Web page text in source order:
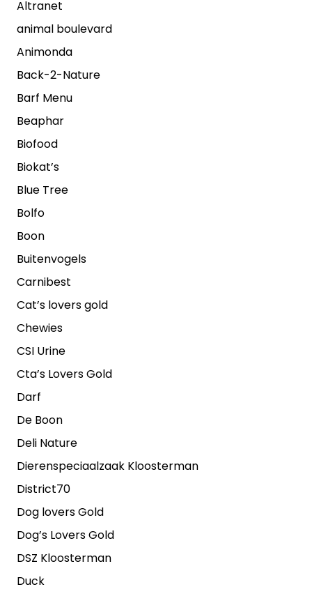
Altranet
animal boulevard
Animonda
Back-2-Nature
Barf Menu
Beaphar
Biofood
Biokat’s
Blue Tree
Bolfo
Boon
Buitenvogels
Carnibest
Cat’s lovers gold
Chewies
CSI Urine
Cta’s Lovers Gold
Darf
De Boon
Deli Nature
Dierenspeciaalzaak Kloosterman
District70
Dog lovers Gold
Dog’s Lovers Gold
DSZ Kloosterman
Duck